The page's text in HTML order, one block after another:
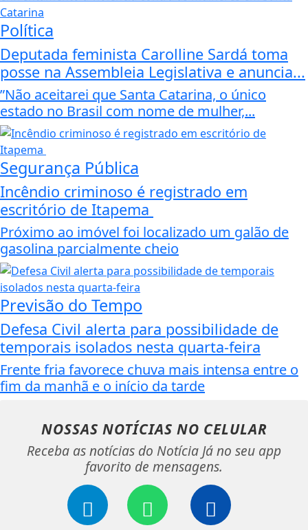
Política
Deputada feminista Carolline Sardá toma
posse na Assembleia Legislativa e anuncia...
”Não aceitarei que Santa Catarina, o único
estado no Brasil com nome de mulher,...
Segurança Pública
Incêndio criminoso é registrado em
escritório de Itapema
Próximo ao imóvel foi localizado um galão de
gasolina parcialmente cheio
Previsão do Tempo
Defesa Civil alerta para possibilidade de
temporais isolados nesta quarta-feira
Frente fria favorece chuva mais intensa entre o
fim da manhã e o início da tarde
NOSSAS NOTÍCIAS NO CELULAR
Receba as notícias do Notícia Já no seu app
favorito de mensagens.